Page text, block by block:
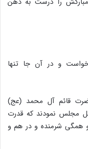
خواست و در آن جا تنها
قائم آل محمد (عج)
مجلس نمودند که قدرت
و همگى شرمنده و در هم و